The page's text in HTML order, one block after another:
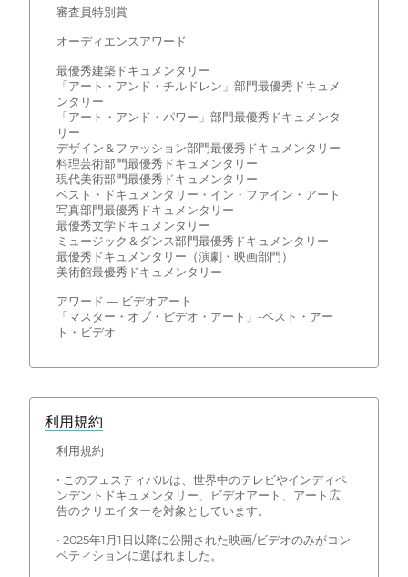
審査員特別賞
オーディエンスアワード
最優秀建築ドキュメンタリー
「アート・アンド・チルドレン」部門最優秀ドキュメ
ンタリー
「アート・アンド・パワー」部門最優秀ドキュメンタ
リー
デザイン＆ファッション部門最優秀ドキュメンタリー
料理芸術部門最優秀ドキュメンタリー
現代美術部門最優秀ドキュメンタリー
ベスト・ドキュメンタリー・イン・ファイン・アート
写真部門最優秀ドキュメンタリー
最優秀文学ドキュメンタリー
ミュージック＆ダンス部門最優秀ドキュメンタリー
最優秀ドキュメンタリー（演劇・映画部門）
美術館最優秀ドキュメンタリー
アワード — ビデオアート
「マスター・オブ・ビデオ・アート」-ベスト・アー
ト・ビデオ
利用規約
利用規約
• このフェスティバルは、世界中のテレビやインディペ
ンデントドキュメンタリー、ビデオアート、アート広
告のクリエイターを対象としています。
• 2025年1月1日以降に公開された映画/ビデオのみがコン
ペティションに選ばれました。